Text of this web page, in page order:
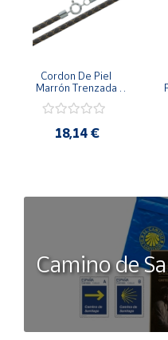
Cordon De Piel
Marrón Trenzada
Plata De 45Cm
18,14 €
Camino de